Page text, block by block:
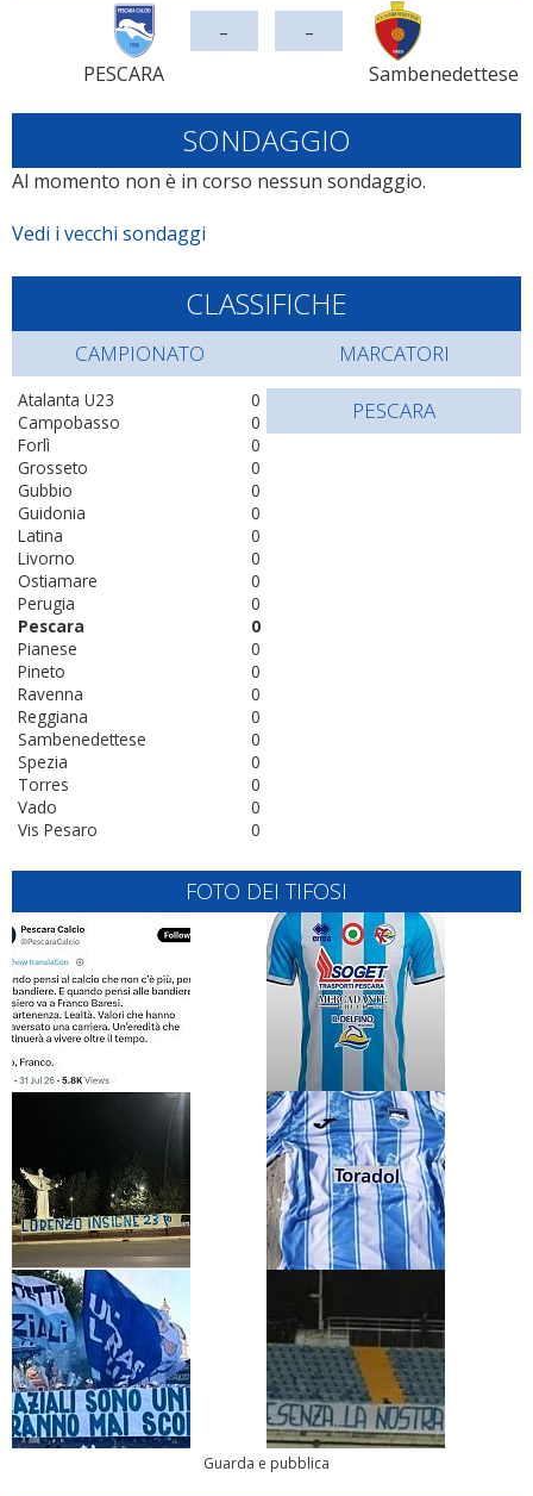
PESCARA
- -
Sambenedettese
SONDAGGIO
Al momento non è in corso nessun sondaggio.
Vedi i vecchi sondaggi
CLASSIFICHE
CAMPIONATO
0
Atalanta U23
0
Campobasso
0
Forlì
0
Grosseto
0
Gubbio
0
Guidonia
0
Latina
0
Livorno
0
Ostiamare
0
Perugia
0
Pescara
0
Pianese
0
Pineto
0
Ravenna
0
Reggiana
0
Sambenedettese
0
Spezia
0
Torres
0
Vado
0
Vis Pesaro
MARCATORI
PESCARA
FOTO DEI TIFOSI
Guarda e pubblica